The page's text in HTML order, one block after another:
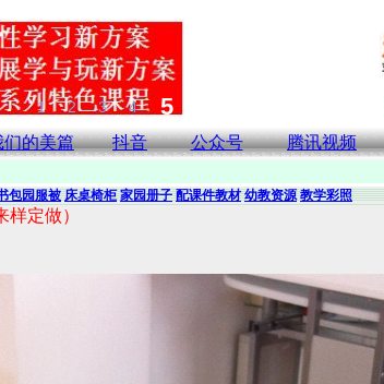
们的美篇 抖音 公众号 腾讯视频
包园服被 床桌椅柜 家园册子 配课件教材 幼教资源 教学彩照
定做）